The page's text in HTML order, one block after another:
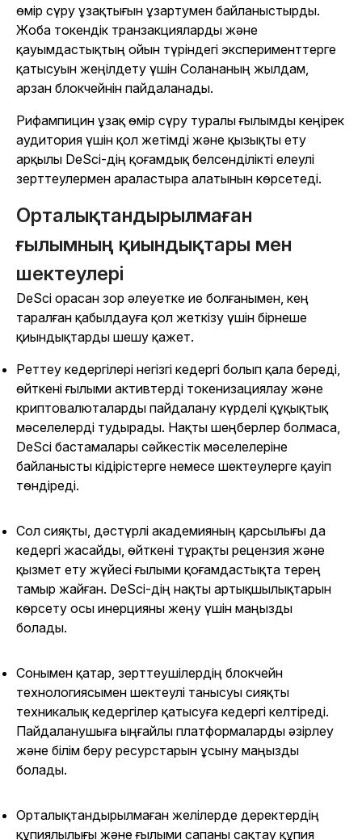
өмір сүру ұзақтығын ұзартумен байланыстырды.
Жоба токендік транзакцияларды және
қауымдастықтың ойын түріндегі эксперименттерге
қатысуын жеңілдету үшін Солананың жылдам,
арзан блокчейнін пайдаланады.
Рифампицин ұзақ өмір сүру туралы ғылымды кеңірек
аудитория үшін қол жетімді және қызықты ету
арқылы DeSci-дің қоғамдық белсенділікті елеулі
зерттеулермен араластыра алатынын көрсетеді.
Орталықтандырылмаған
ғылымның қиындықтары мен
шектеулері
DeSci орасан зор әлеуетке ие болғанымен, кең
таралған қабылдауға қол жеткізу үшін бірнеше
қиындықтарды шешу қажет.
Реттеу кедергілері негізгі кедергі болып қала береді,
өйткені ғылыми активтерді токенизациялау және
криптовалюталарды пайдалану күрделі құқықтық
мәселелерді тудырады. Нақты шеңберлер болмаса,
DeSci бастамалары сәйкестік мәселелеріне
байланысты кідірістерге немесе шектеулерге қауіп
төндіреді.
Сол сияқты, дәстүрлі академияның қарсылығы да
кедергі жасайды, өйткені тұрақты рецензия және
қызмет ету жүйесі ғылыми қоғамдастықта терең
тамыр жайған. DeSci-дің нақты артықшылықтарын
көрсету осы инерцияны жеңу үшін маңызды
болады.
Сонымен қатар, зерттеушілердің блокчейн
технологиясымен шектеулі танысуы сияқты
техникалық кедергілер қатысуға кедергі келтіреді.
Пайдаланушыға ыңғайлы платформаларды әзірлеу
және білім беру ресурстарын ұсыну маңызды
болады.
Орталықтандырылмаған желілерде деректердің
құпиялылығы және ғылыми сапаны сақтау құпия